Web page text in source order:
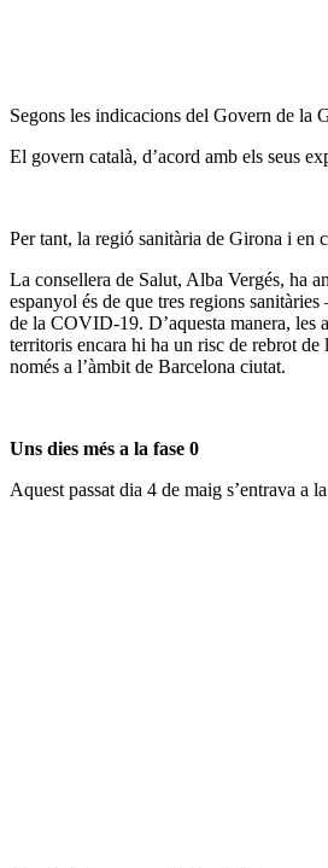
Segons les indicacions del Govern de la
El govern català, d’acord amb els seus
Per tant, la regió sanitària de Girona i en
La consellera de Salut, Alba Vergés, ha
espanyol és de que tres regions
de la COVID-19. D’aquesta manera, les
territoris encara hi ha un risc de rebrot
només a l’àmbit de Barcelona ciutat.
Uns dies més a la fase 0
Aquest passat dia 4 de maig s’entrava a